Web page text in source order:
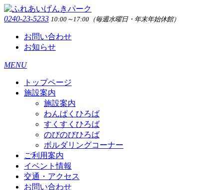
0240-23-5233 10:00～17:00（毎週水曜日・年末年始休館）
お問い合わせ
お知らせ
MENU
トップページ
施設案内
施設案内
わんぱくひろば
すくすくひろば
のびのびひろば
ボルダリングコーナー
ご利用案内
イベント情報
交通・アクセス
お問い合わせ